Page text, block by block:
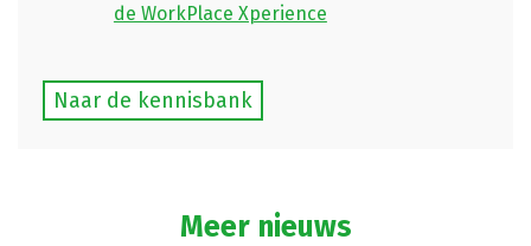
de WorkPlace Xperience
Naar de kennisbank
Meer nieuws